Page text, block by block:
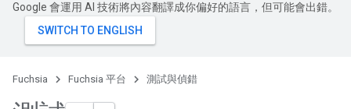
Google 會運用 AI 技術將內容翻譯成你偏好的語言，但可能會出錯。
Fuchsia Fuchsia 平台 測試與偵錯